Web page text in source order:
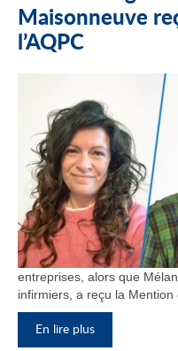
Maisonneuve
l’AQPC
entreprises, alors que
infirmiers, a reçu la Mention
En lire plus